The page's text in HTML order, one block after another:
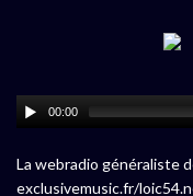
00:00
La webradio généraliste
exclusivemusic.fr/